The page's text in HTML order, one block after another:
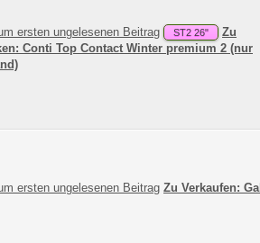
ST2 26"
Zu
Conti Top Contact Winter premium 2 (nur
Zu Verkaufen: